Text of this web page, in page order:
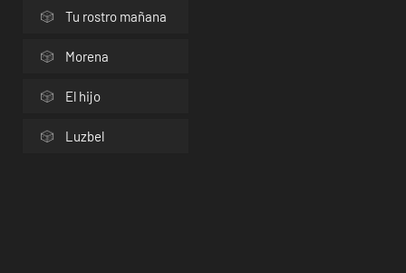
Tu rostro mañana
Morena
El hijo
Luzbel